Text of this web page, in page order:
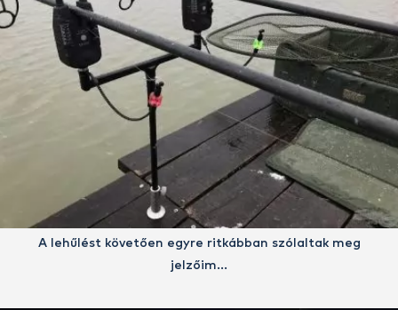
A lehűlést követően egyre ritkábban szólaltak meg
jelzőim…